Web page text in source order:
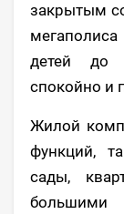
закрытым
детей до
спокойно и
Жилой
функций,
сады,
большими